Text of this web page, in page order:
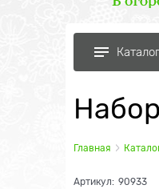
Главная
Артикул: 90933